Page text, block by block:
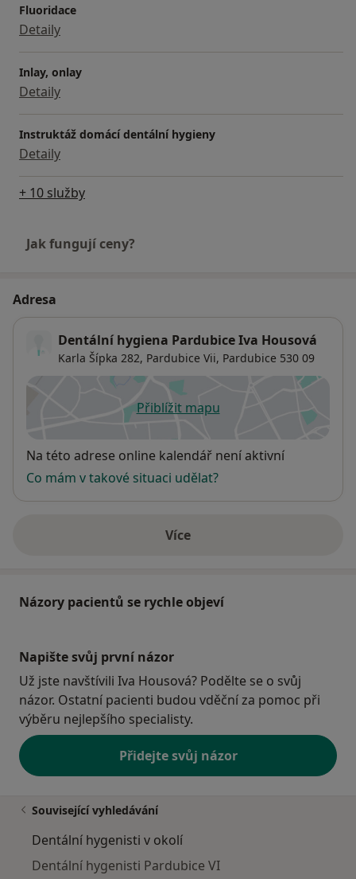
Fluoridace
Detaily
Inlay, onlay
Detaily
Instruktáž domácí dentální hygieny
Detaily
+ 10 služby
Jak fungují ceny?
Adresa
Dentální hygiena Pardubice Iva Housová
Karla Šípka 282, Pardubice Vii, Pardubice 530 09
Přiblížit mapuse otevře v nové záložce
Dostupnost
Na této adrese online kalendář není aktivní
Co mám v takové situaci udělat?
Víceo adrese
Názory pacientů se rychle objeví
Napište svůj první názor
Už jste navštívili Iva Housová? Podělte se o svůj
názor. Ostatní pacienti budou vděční za pomoc při
výběru nejlepšího specialisty.
Přidejte svůj názor
Související vyhledávání
Dentální hygenisti v okolí
Dentální hygenisti Pardubice VI